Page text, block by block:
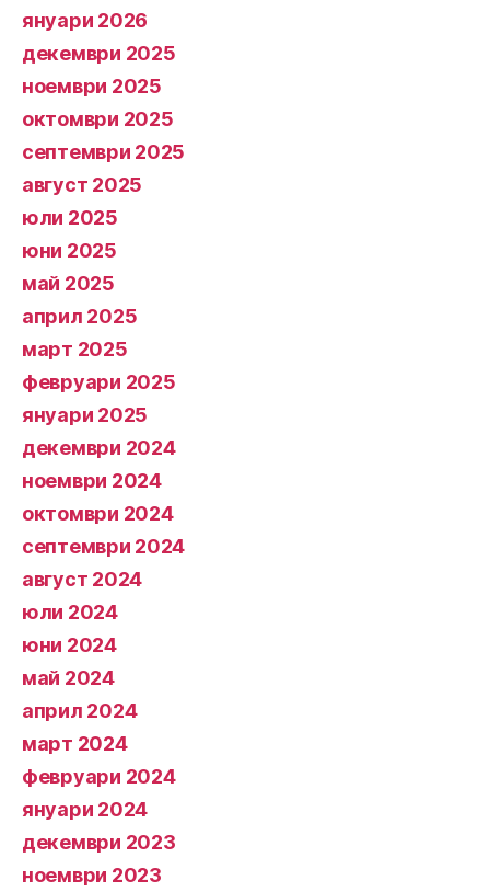
януари 2026
декември 2025
ноември 2025
октомври 2025
септември 2025
август 2025
юли 2025
юни 2025
май 2025
април 2025
март 2025
февруари 2025
януари 2025
декември 2024
ноември 2024
октомври 2024
септември 2024
август 2024
юли 2024
юни 2024
май 2024
април 2024
март 2024
февруари 2024
януари 2024
декември 2023
ноември 2023